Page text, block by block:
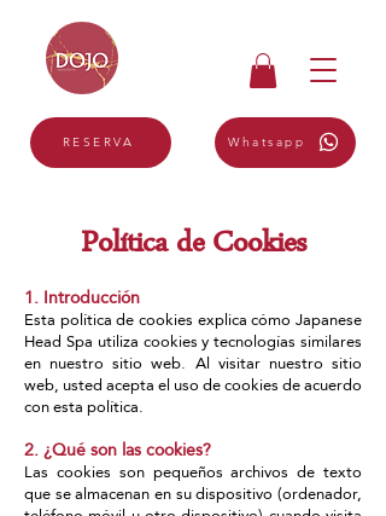
RESERVA Whatsapp
Política de Cookies
1. Introducción
Esta política de cookies explica cómo Japanese
Head Spa utiliza cookies y tecnologías similares
en nuestro sitio web. Al visitar nuestro sitio
web, usted acepta el uso de cookies de acuerdo
con esta política.
2. ¿Qué son las cookies?
Las cookies son pequeños archivos de texto
que se almacenan en su dispositivo (ordenador,